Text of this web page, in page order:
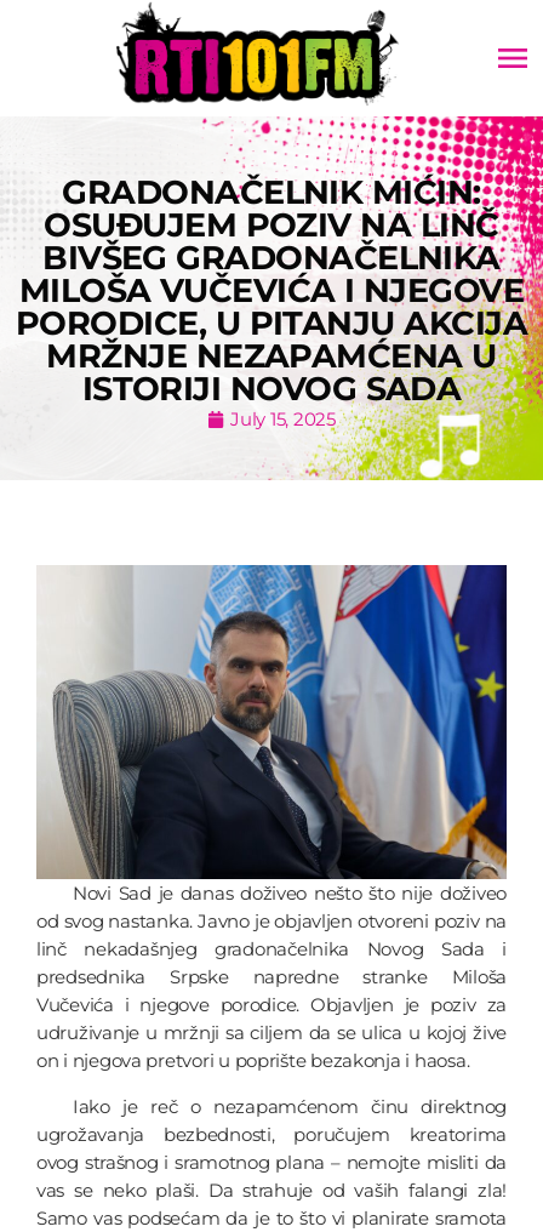
menu
GRADONAČELNIK MIĆIN:
OSUĐUJEM POZIV NA LINČ
BIVŠEG GRADONAČELNIKA
MILOŠA VUČEVIĆA I NJEGOVE
PORODICE, U PITANJU AKCIJA
MRŽNJE NEZAPAMĆENA U
ISTORIJI NOVOG SADA
July 15, 2025
Novi Sad je danas doživeo nešto što nije doživeo
od svog nastanka. Javno je objavljen otvoreni poziv na
linč nekadašnjeg gradonačelnika Novog Sada i
predsednika Srpske napredne stranke Miloša
Vučevića i njegove porodice. Objavljen je poziv za
udruživanje u mržnji sa ciljem da se ulica u kojoj žive
on i njegova pretvori u poprište bezakonja i haosa.
Iako je reč o nezapamćenom činu direktnog
ugrožavanja bezbednosti, poručujem kreatorima
ovog strašnog i sramotnog plana – nemojte misliti da
vas se neko plaši. Da strahuje od vaših falangi zla!
Samo vas podsećam da je to što vi planirate sramota